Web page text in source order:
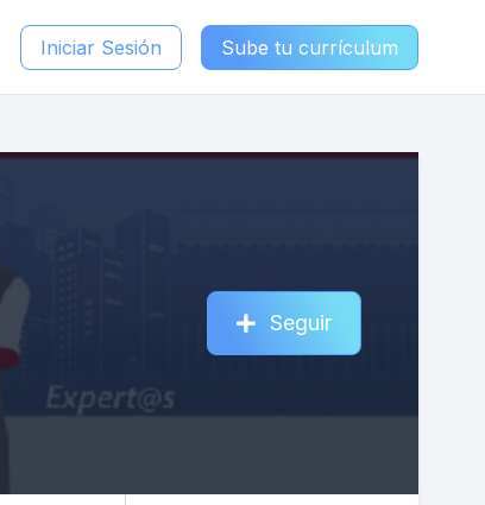
Iniciar Sesión Sube tu currículum
Seguir